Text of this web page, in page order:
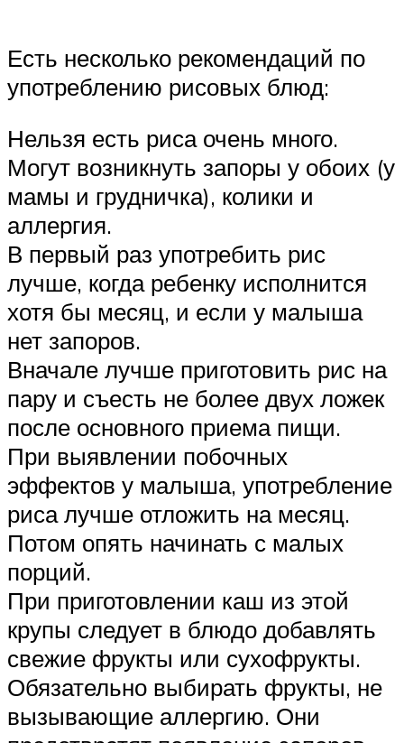
Есть несколько рекомендаций по
употреблению рисовых блюд:
Нельзя есть риса очень много.
Могут возникнуть запоры у обоих (у
мамы и грудничка), колики и
аллергия.
В первый раз употребить рис
лучше, когда ребенку исполнится
хотя бы месяц, и если у малыша
нет запоров.
Вначале лучше приготовить рис на
пару и съесть не более двух ложек
после основного приема пищи.
При выявлении побочных
эффектов у малыша, употребление
риса лучше отложить на месяц.
Потом опять начинать с малых
порций.
При приготовлении каш из этой
крупы следует в блюдо добавлять
свежие фрукты или сухофрукты.
Обязательно выбирать фрукты, не
вызывающие аллергию. Они